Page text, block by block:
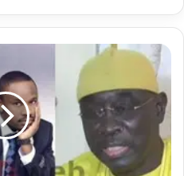
الكهرباء والماء والخدمات
الأمن.
من ناحية التمويل،
أفريقي، مشيرة إلى أن
لتمويل بيع الأغنام في 2025 بقيمة 88 مليون فرنك.